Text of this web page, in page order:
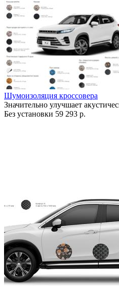
Шумоизоляция кроссовера
Значительно улучшает
Без установки 59 293 р.